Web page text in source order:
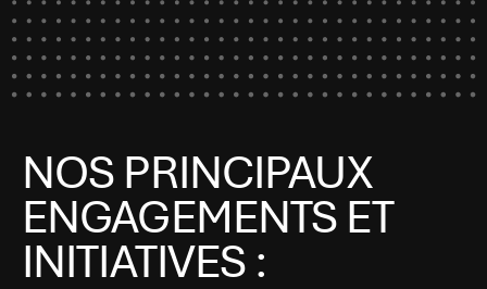
NOS PRINCIPAUX
ENGAGEMENTS ET
INITIATIVES :